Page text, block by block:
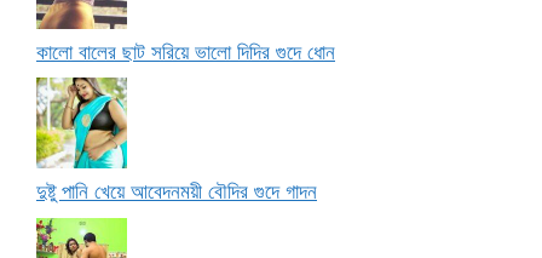
কালো বালের ছাট সরিয়ে ভালো দিদির গুদে ধোন
দুষ্টু পানি খেয়ে আবেদনময়ী বৌদির গুদে গাদন